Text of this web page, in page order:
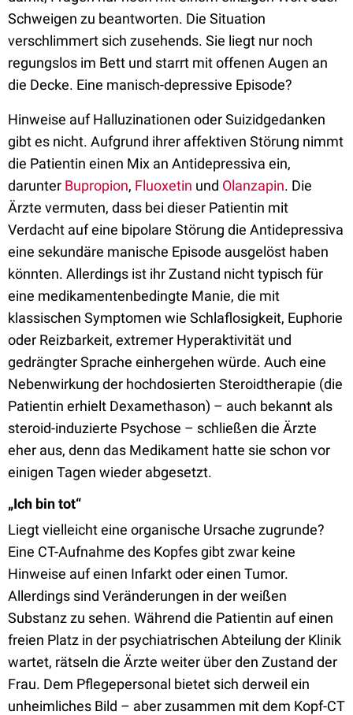
Schweigen zu beantworten. Die Situation
verschlimmert sich zusehends. Sie liegt nur noch
regungslos im Bett und starrt mit offenen Augen an
die Decke. Eine manisch-depressive Episode?
Hinweise auf Halluzinationen oder Suizidgedanken
gibt es nicht. Aufgrund ihrer affektiven Störung nimmt
die Patientin einen Mix an Antidepressiva ein,
darunter Bupropion, Fluoxetin und Olanzapin. Die
Ärzte vermuten, dass bei dieser Patientin mit
Verdacht auf eine bipolare Störung die Antidepressiva
eine sekundäre manische Episode ausgelöst haben
könnten. Allerdings ist ihr Zustand nicht typisch für
eine medikamentenbedingte Manie, die mit
klassischen Symptomen wie Schlaflosigkeit, Euphorie
oder Reizbarkeit, extremer Hyperaktivität und
gedrängter Sprache einhergehen würde. Auch eine
Nebenwirkung der hochdosierten Steroidtherapie (die
Patientin erhielt Dexamethason) – auch bekannt als
steroid-induzierte Psychose – schließen die Ärzte
eher aus, denn das Medikament hatte sie schon vor
einigen Tagen wieder abgesetzt.
„Ich bin tot“
Liegt vielleicht eine organische Ursache zugrunde?
Eine CT-Aufnahme des Kopfes gibt zwar keine
Hinweise auf einen Infarkt oder einen Tumor.
Allerdings sind Veränderungen in der weißen
Substanz zu sehen. Während die Patientin auf einen
freien Platz in der psychiatrischen Abteilung der Klinik
wartet, rätseln die Ärzte weiter über den Zustand der
Frau. Dem Pflegepersonal bietet sich derweil ein
unheimliches Bild – aber zusammen mit dem Kopf-CT